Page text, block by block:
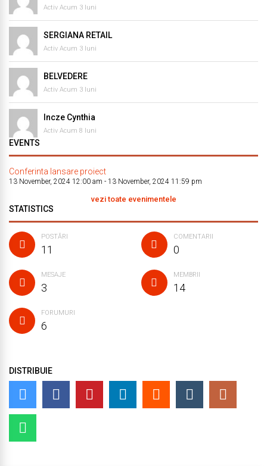
Activ Acum 3 luni
SERGIANA RETAIL
Activ Acum 3 luni
BELVEDERE
Activ Acum 3 luni
Incze Cynthia
Activ Acum 8 luni
EVENTS
Conferinta lansare proiect
13 November, 2024 12:00 am - 13 November, 2024 11:59 pm
vezi toate evenimentele
STATISTICS
POSTĂRI
11
COMENTARII
0
MESAJE
3
MEMBRII
14
FORUMURI
6
DISTRIBUIE